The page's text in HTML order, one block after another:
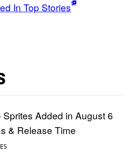
In Top Stories